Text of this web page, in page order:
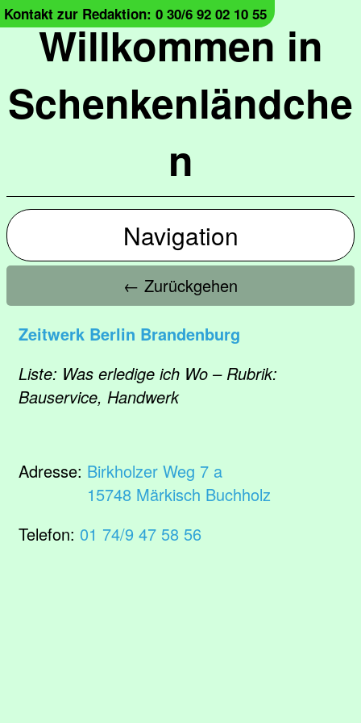
Willkommen in
Schenkenländche
n
Kontakt zur Redaktion: 0 30/6 92 02 10 55
Navigation
← Zurückgehen
Zeitwerk Berlin Brandenburg
Liste: Was erledige ich Wo – Rubrik:
Bauservice, Handwerk
Adresse: Birkholzer Weg 7 a
15748 Märkisch Buchholz
Telefon: 01 74/9 47 58 56